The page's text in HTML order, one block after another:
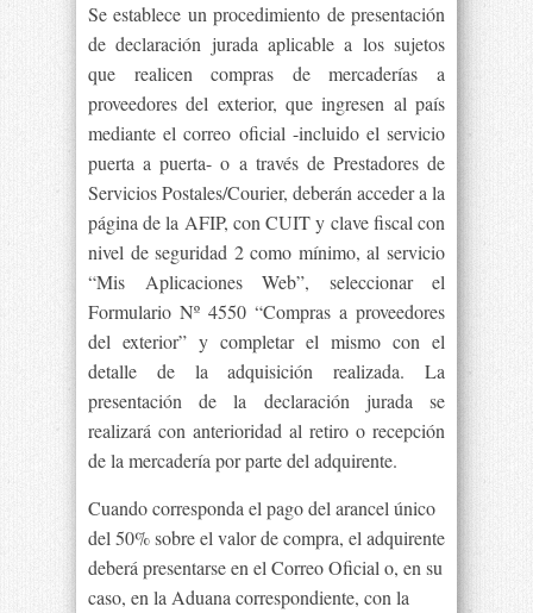
Se establece un procedimiento de presentación
de declaración jurada aplicable a los sujetos
que realicen compras de mercaderías a
proveedores del exterior, que ingresen al país
mediante el correo oficial -incluido el servicio
puerta a puerta- o a través de Prestadores de
Servicios Postales/Courier, deberán acceder a la
página de la AFIP, con CUIT y clave fiscal con
nivel de seguridad 2 como mínimo, al servicio
“Mis Aplicaciones Web”, seleccionar el
Formulario Nº 4550 “Compras a proveedores
del exterior” y completar el mismo con el
detalle de la adquisición realizada. La
presentación de la declaración jurada se
realizará con anterioridad al retiro o recepción
de la mercadería por parte del adquirente.
Cuando corresponda el pago del arancel único
del 50% sobre el valor de compra, el adquirente
deberá presentarse en el Correo Oficial o, en su
caso, en la Aduana correspondiente, con la